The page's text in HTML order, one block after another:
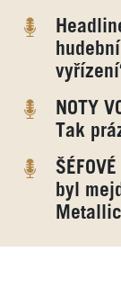
NOTY
Tak
byl